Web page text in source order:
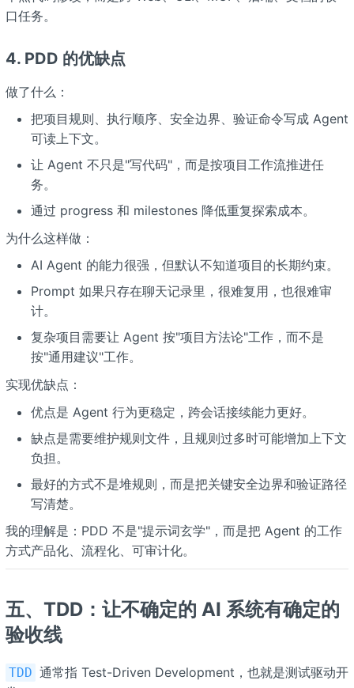
口任务。
4. PDD 的优缺点
做了什么：
把项目规则、执行顺序、安全边界、验证命令写成 Agent
可读上下文。
让 Agent 不只是"写代码"，而是按项目工作流推进任
务。
通过 progress 和 milestones 降低重复探索成本。
为什么这样做：
AI Agent 的能力很强，但默认不知道项目的长期约束。
Prompt 如果只存在聊天记录里，很难复用，也很难审
计。
复杂项目需要让 Agent 按"项目方法论"工作，而不是
按"通用建议"工作。
实现优缺点：
优点是 Agent 行为更稳定，跨会话接续能力更好。
缺点是需要维护规则文件，且规则过多时可能增加上下文
负担。
最好的方式不是堆规则，而是把关键安全边界和验证路径
写清楚。
我的理解是：PDD 不是"提示词玄学"，而是把 Agent 的工作
方式产品化、流程化、可审计化。
五、TDD：让不确定的 AI 系统有确定的
验收线
TDD 通常指 Test-Driven Development，也就是测试驱动开